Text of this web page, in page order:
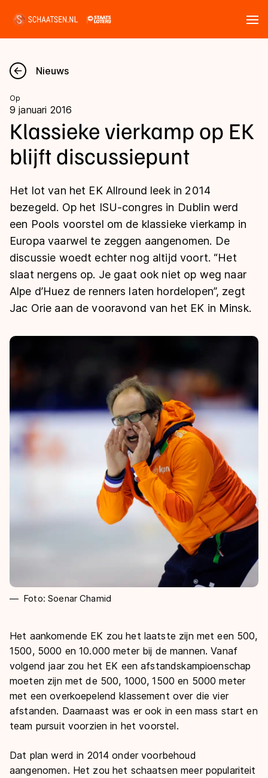
Nieuws
Kalender
Disciplines
Langebaan
Shorttrack
Inlineskaten
Kunstschaatsen
Schoonrijden
Natuurijs
Uitslagen
Langebaan
Shorttrack
Marathon
Inlineskaten
Kunstschaatsen
Tijden & historie
Ranglijsten Langebaan
Persoonlijke records & tijden
Historie & statistiek
De weg op
Inschrijven wedstrijden
Deze zomer de weg op
Schaatsfans
Alles voor jou als schaatsfan
Evenementen
Word schaatsfan!
Winacties
Medaillespiegel
Olympische uitslagen
Van Jong tot Goud verhalen
Nieuws
Op
9 januari 2016
Klassieke vierkamp op EK
blijft discussiepunt
Het lot van het EK Allround leek in 2014
bezegeld. Op het ISU-congres in Dublin werd
een Pools voorstel om de klassieke vierkamp in
Europa vaarwel te zeggen aangenomen. De
discussie woedt echter nog altijd voort. “Het
slaat nergens op. Je gaat ook niet op weg naar
Alpe d’Huez de renners laten hordelopen”, zegt
Jac Orie aan de vooravond van het EK in Minsk.
Foto: Soenar Chamid
Het aankomende EK zou het laatste zijn met een 500,
1500, 5000 en 10.000 meter bij de mannen. Vanaf
volgend jaar zou het EK een afstandskampioenschap
moeten zijn met de 500, 1000, 1500 en 5000 meter
met een overkoepelend klassement over die vier
afstanden. Daarnaast was er ook in een mass start en
team pursuit voorzien in het voorstel.
Dat plan werd in 2014 onder voorbehoud
aangenomen. Het zou het schaatsen meer populariteit